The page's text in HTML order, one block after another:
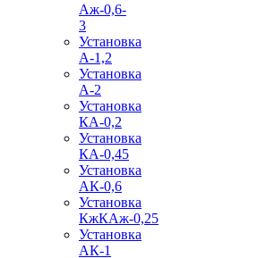
Аж-0,6-
3
Установка
А-1,2
Установка
А-2
Установка
КА-0,2
Установка
КА-0,45
Установка
АК-0,6
Установка
КжКАж-0,25
Установка
АК-1